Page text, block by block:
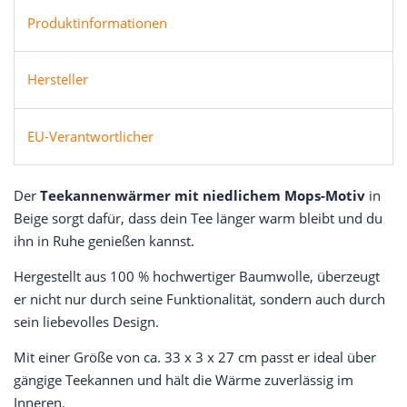
Produktinformationen
Hersteller
EU-Verantwortlicher
DerTeekannenwärmer mit niedlichem Mops-Motiv in
Beige sorgt dafür, dass dein Tee länger warm bleibt und du
ihn in Ruhe genießen kannst.
Hergestellt aus 100 % hochwertiger Baumwolle, überzeugt
er nicht nur durch seine Funktionalität, sondern auch durch
sein liebevolles Design.
Mit einer Größe von ca. 33 x 3 x 27 cm passt er ideal über
gängige Teekannen und hält die Wärme zuverlässig im
Inneren.